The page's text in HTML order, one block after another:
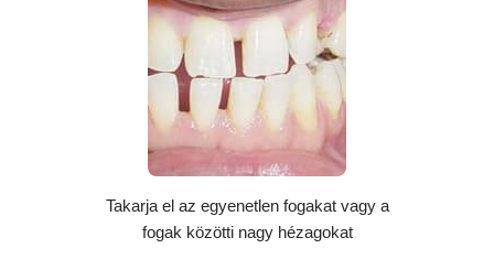
Takarja el az egyenetlen fogakat vagy a
fogak közötti nagy hézagokat